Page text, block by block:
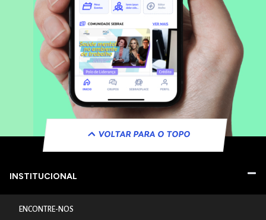
VOLTAR PARA O TOPO
INSTITUCIONAL
ENCONTRE-NOS